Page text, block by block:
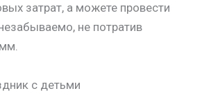
затрат, а можете провести
не потратив
с детьми